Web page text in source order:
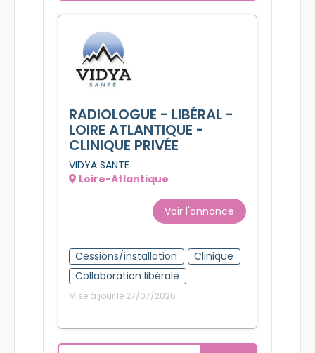
RADIOLOGUE - LIBÉRAL -
LOIRE ATLANTIQUE -
CLINIQUE PRIVÉE
VIDYA SANTE
Loire-Atlantique
Voir l'annonce
Cessions/installation
Clinique
Collaboration libérale
Mise à jour le 27/07/2026